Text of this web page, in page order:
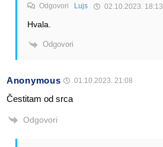
Odgovori Lujs 02.10.2023. 18:13
Hvala.
Odgovori
Anonymous 01.10.2023. 21:08
Čestitam od srca
Odgovori